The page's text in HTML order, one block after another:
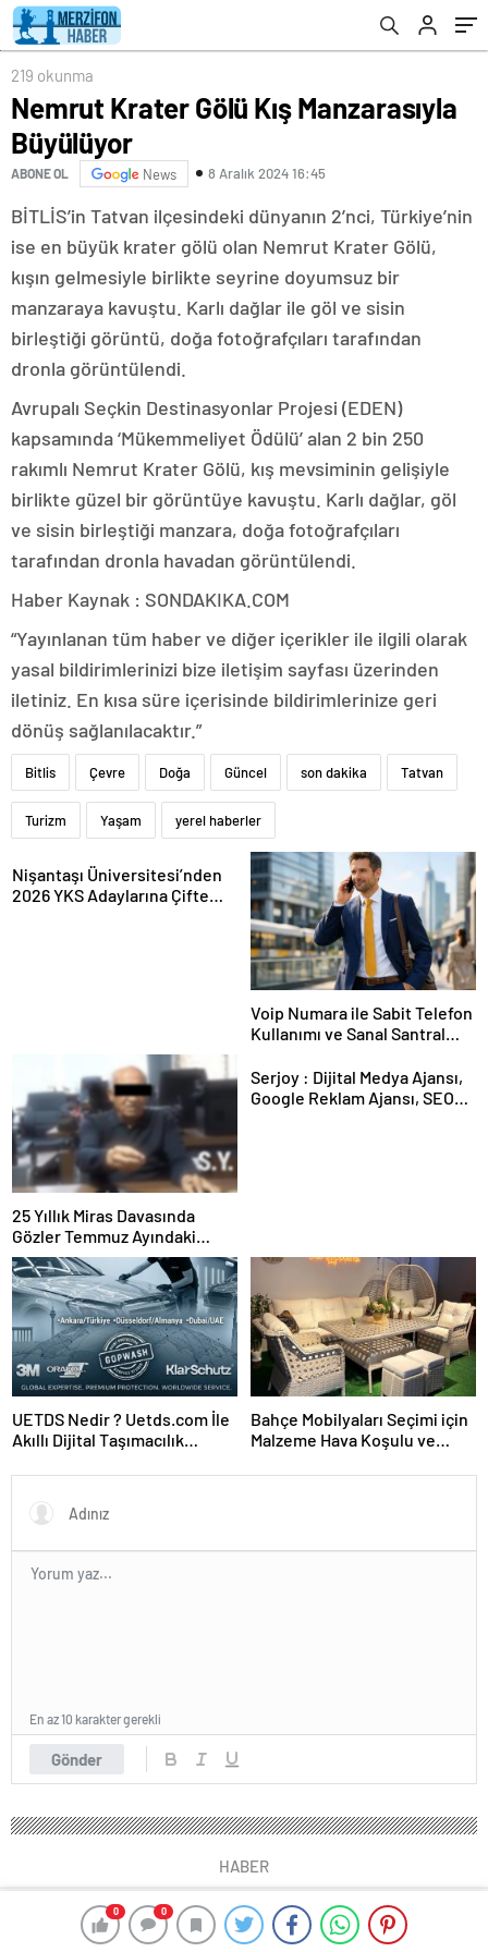
219 okunma
Nemrut Krater Gölü Kış Manzarasıyla
Büyülüyor
ABONE OL News 8 Aralık 2024 16:45
0 0
BİTLİS’in Tatvan ilçesindeki dünyanın 2’nci, Türkiye’nin
ise en büyük krater gölü olan Nemrut Krater Gölü,
kışın gelmesiyle birlikte seyrine doyumsuz bir
manzaraya kavuştu. Karlı dağlar ile göl ve sisin
birleştiği görüntü, doğa fotoğrafçıları tarafından
dronla görüntülendi.
Avrupalı Seçkin Destinasyonlar Projesi (EDEN)
kapsamında ‘Mükemmeliyet Ödülü’ alan 2 bin 250
rakımlı Nemrut Krater Gölü, kış mevsiminin gelişiyle
birlikte güzel bir görüntüye kavuştu. Karlı dağlar, göl
ve sisin birleştiği manzara, doğa fotoğrafçıları
tarafından dronla havadan görüntülendi.
Haber Kaynak : SONDAKIKA.COM
“Yayınlanan tüm haber ve diğer içerikler ile ilgili olarak
yasal bildirimlerinizi bize iletişim sayfası üzerinden
iletiniz. En kısa süre içerisinde bildirimlerinize geri
dönüş sağlanılacaktır.”
Bitlis Çevre Doğa Güncel son dakika Tatvan
Turizm Yaşam yerel haberler
Nişantaşı Üniversitesi’nden
2026 YKS Adaylarına Çifte
Voip Numara ile Sabit Telefon
Kullanımı ve Sanal Santral
25 Yıllık Miras Davasında
Gözler Temmuz Ayındaki
Karar Duruşmasına Çevrildi
Serjoy : Dijital Medya Ajansı,
Google Reklam Ajansı, SEO
UETDS Nedir ? Uetds.com İle
Akıllı Dijital Taşımacılık
Bahçe Mobilyaları Seçimi için
Malzeme Hava Koşulu ve
Gönder
En az 10 karakter gerekli
HABER